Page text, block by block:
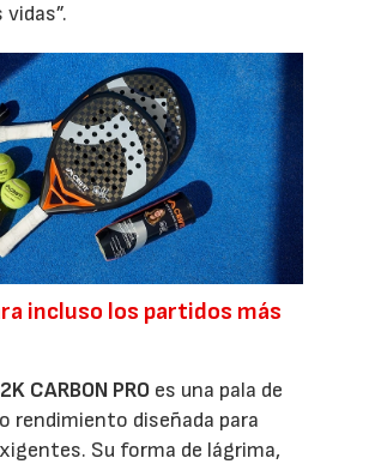
incluso los partidos más
CARBON PRO es una pala de
rendimiento diseñada para
Su forma de lágrima,